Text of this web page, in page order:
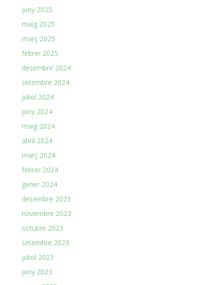
juny 2025
maig 2025
març 2025
febrer 2025
desembre 2024
setembre 2024
juliol 2024
juny 2024
maig 2024
abril 2024
març 2024
febrer 2024
gener 2024
desembre 2023
novembre 2023
octubre 2023
setembre 2023
juliol 2023
juny 2023